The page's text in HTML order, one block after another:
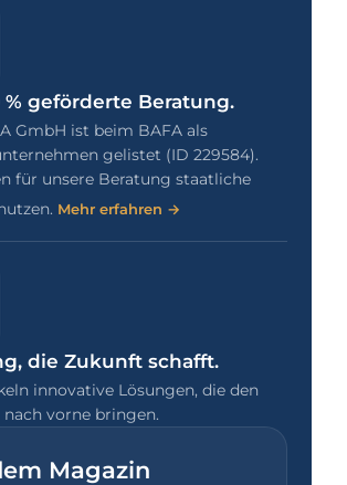
% geförderte Beratung.
GmbH ist beim BAFA als
gelistet (ID 229584).
für unsere Beratung staatliche
Mehr erfahren →
die Zukunft schafft.
innovative Lösungen, die den
vorne bringen.
Magazin